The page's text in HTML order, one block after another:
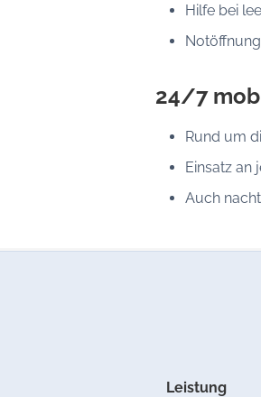
Hilfe bei
24/7
Rund um
Einsatz an
Auch
Leistung